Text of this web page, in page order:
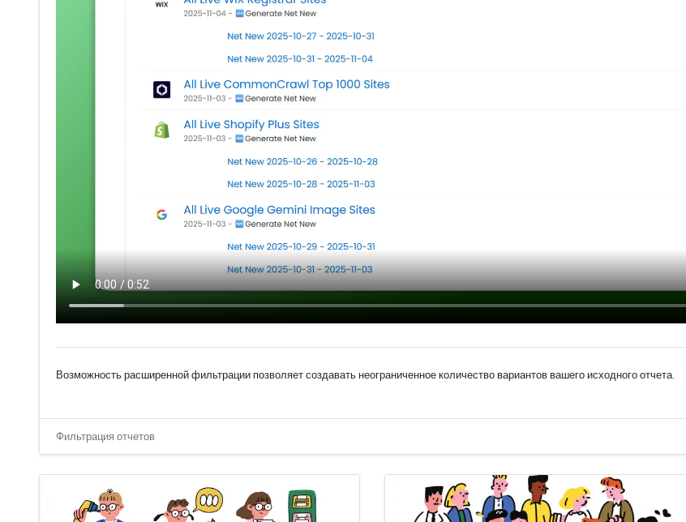
Возможность расширенной фильтрации позволяет создавать неограниченное количество вариантов вашего исходного отчета.
Фильтрация отчетов